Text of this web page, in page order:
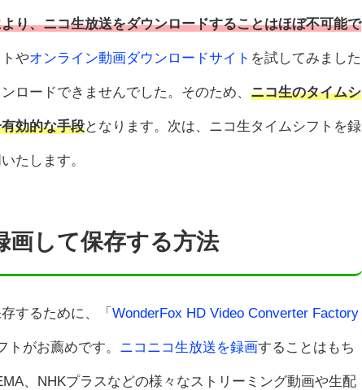
り、ニコ生放送をダウンロードすることはほぼ不可能で
やオンライン動画ダウンロードサイト を試してみました
ロードできませんでした。そのため、 ニコ生のタイムシ
効的な手段となります。次は、ニコ生タイムシフトを録
たします。
画して保存する方法
するために、「 WonderFox HD Video Converter Factory
トがお薦めです。 ニコニコ生放送を録画することはもち
、NHKプラスなどの様々なストリーミング動画や生配